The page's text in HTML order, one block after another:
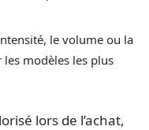
le volume ou la
modèles les plus
lors de l’achat,